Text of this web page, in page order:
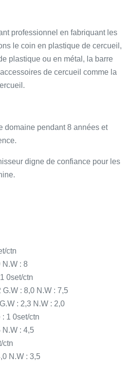
professionnel en fabriquant les
le coin en plastique de cercueil,
plastique ou en métal, la barre
de cercueil comme la
domaine pendant 8 années et
digne de confiance pour les
ctn
N.W : 8
0set/ctn
: 8,0 N.W : 7,5
: 2,3 N.W : 2,0
1 0set/ctn
N.W : 4,5
ctn
N.W : 3,5